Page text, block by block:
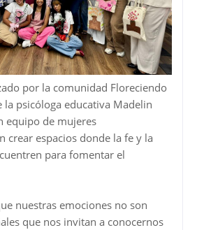
por la comunidad Floreciendo
la psicóloga educativa Madelin
equipo de mujeres
crear espacios donde la fe y la
para fomentar el
nuestras emociones no son
que nos invitan a conocernos